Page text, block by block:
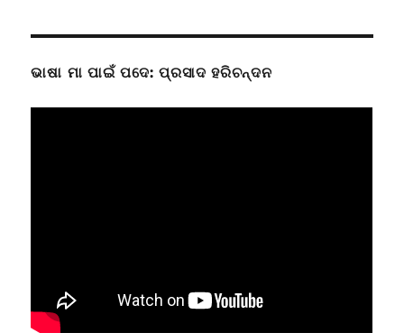
ଭାଷା ମା ପାଇଁ ପଦେ: ପ୍ରସାଦ ହରିଚନ୍ଦନ